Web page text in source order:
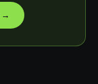
→